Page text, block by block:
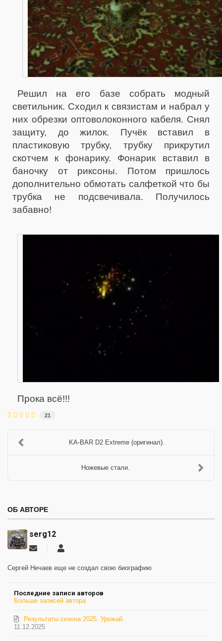
Решил на его базе собрать модный
светильник. Сходил к связистам и набрал у
них обрезки оптоволоконного кабеля. Снял
защиту, до жилок. Пучёк вставил в
пластиковую трубку, трубку прикрутил
скотчем к фонарику. Фонарик вставил в
баночку от риксоны. Потом пришлось
дополнительно обмотать салфеткой что бы
трубка не подсвечивала. Получилось
забавно!
Прока всё!!!
21
KA-BAR D2 Extreme (оригинал).
Ножевые стали.
ОБ АВТОРЕ
serg12
Подписаться
обновление
Сергей Нечаев еще не создал свою биографию
Последние записи авторов
Больше записей автора
11.12.2025
Результаты сезона 2025. Урожай.